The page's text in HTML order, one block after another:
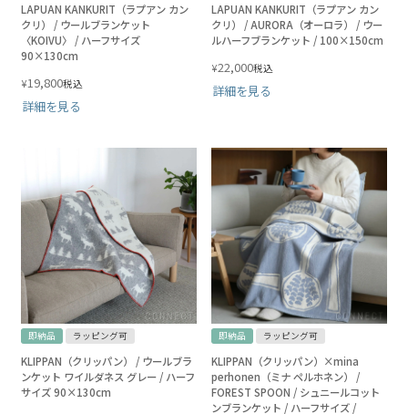
LAPUAN KANKURIT（ラプアン カン
クリ） / ウールブランケット
〈KOIVU〉 / ハーフサイズ
90×130cm
¥19,800税込
詳細を見る
LAPUAN KANKURIT（ラプアン カン
クリ） / AURORA（オーロラ） / ウー
ルハーフブランケット / 100×150cm
¥22,000税込
詳細を見る
即納品 ラッピング可
KLIPPAN（クリッパン） / ウールブラ
ンケット ワイルダネス グレー / ハーフ
サイズ 90×130cm
即納品 ラッピング可
KLIPPAN（クリッパン）×mina
perhonen（ミナ ペルホネン） /
FOREST SPOON / シュニールコット
ンブランケット / ハーフサイズ /